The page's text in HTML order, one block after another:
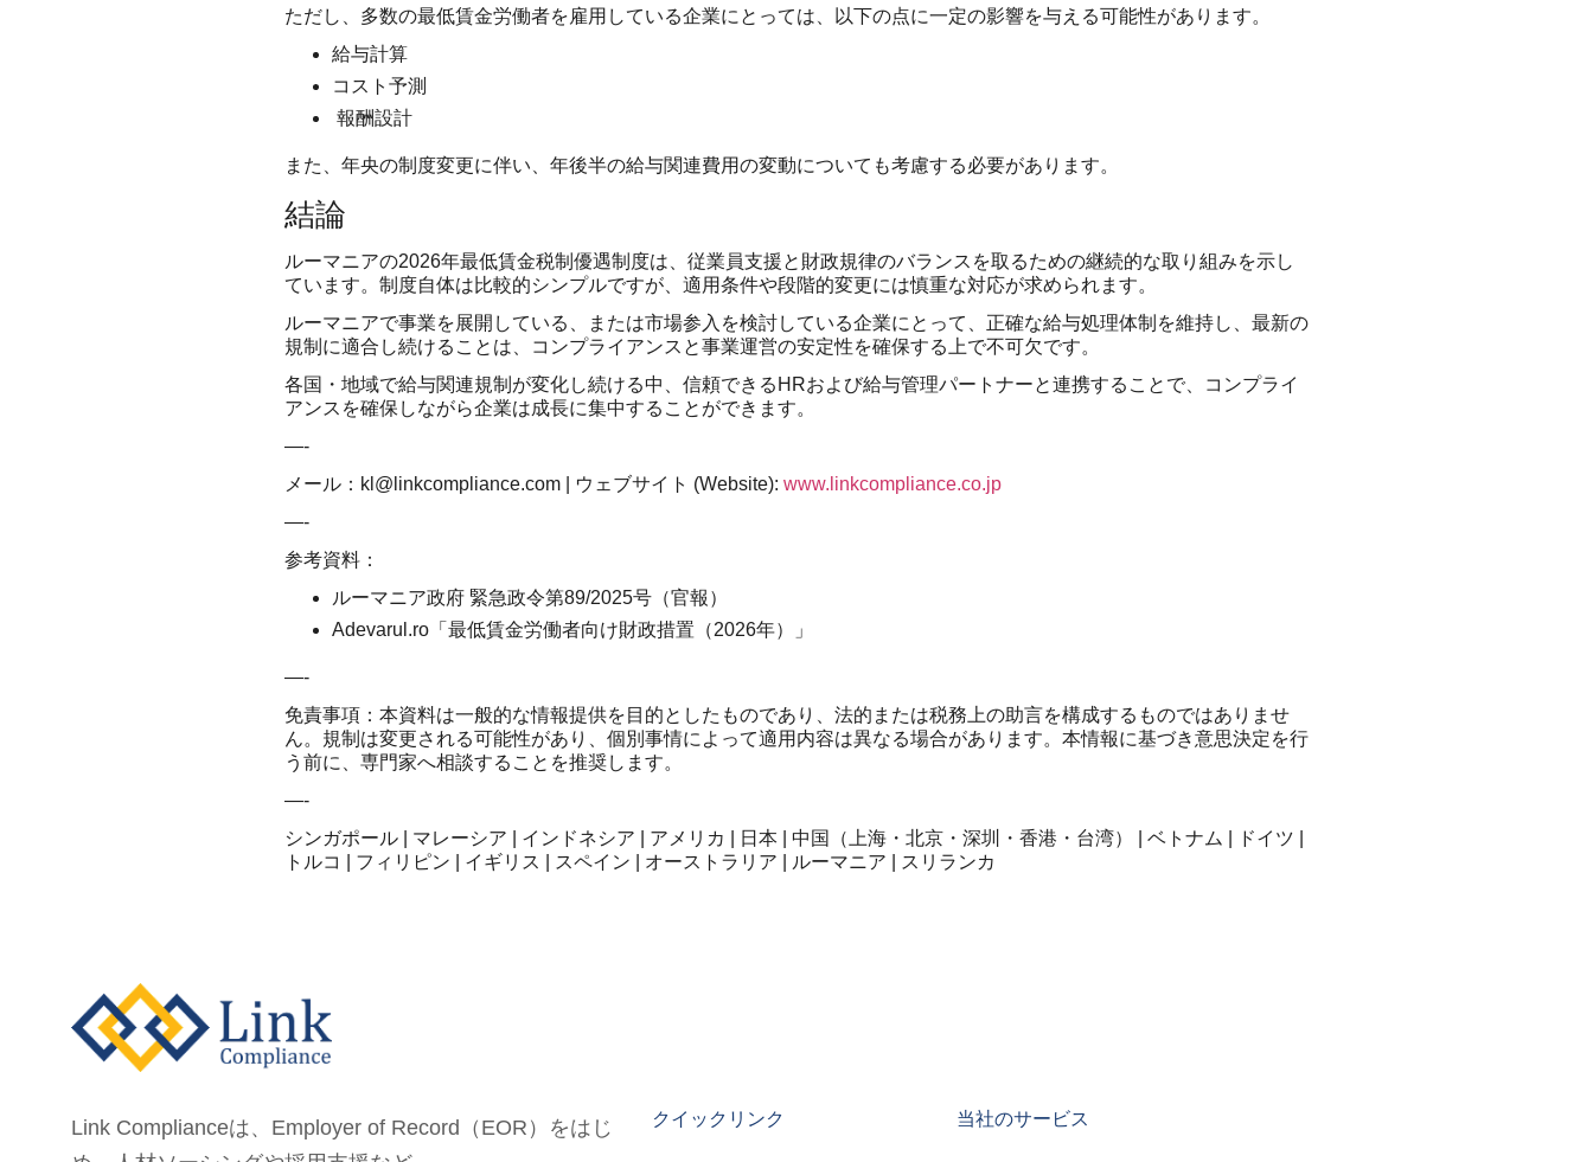
ただし、多数の最低賃金労働者を雇用している企業にとっては、以下の点に一定の影響を与える可能性があります。
給与計算
コスト予測
報酬設計
また、年央の制度変更に伴い、年後半の給与関連費用の変動についても考慮する必要があります。
結論
ルーマニアの2026年最低賃金税制優遇制度は、従業員支援と財政規律のバランスを取るための継続的な取り組みを示し
ています。制度自体は比較的シンプルですが、適用条件や段階的変更には慎重な対応が求められます。
ルーマニアで事業を展開している、または市場参入を検討している企業にとって、正確な給与処理体制を維持し、最新の
規制に適合し続けることは、コンプライアンスと事業運営の安定性を確保する上で不可欠です。
各国・地域で給与関連規制が変化し続ける中、信頼できるHRおよび給与管理パートナーと連携することで、コンプライ
アンスを確保しながら企業は成長に集中することができます。
—-
メール： kl@linkcompliance.com | ウェブサイト (Website): www.linkcompliance.co.jp
—-
参考資料：
ルーマニア政府 緊急政令第89/2025号（官報）
Adevarul.ro「最低賃金労働者向け財政措置（2026年）」
—-
免責事項：本資料は一般的な情報提供を目的としたものであり、法的または税務上の助言を構成するものではありませ
ん。規制は変更される可能性があり、個別事情によって適用内容は異なる場合があります。本情報に基づき意思決定を行
う前に、専門家へ相談することを推奨します。
—-
シンガポール | マレーシア | インドネシア | アメリカ | 日本 | 中国（上海・北京・深圳・香港・台湾） | ベトナム | ドイツ |
トルコ | フィリピン | イギリス | スペイン | オーストラリア | ルーマニア | スリランカ
Link Complianceは、Employer of Record（EOR）をはじ
クイックリンク 当社のサービス